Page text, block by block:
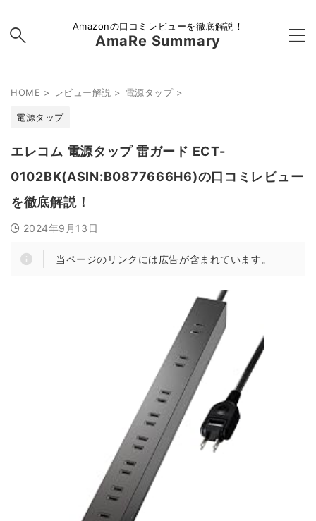
Amazonの口コミレビューを徹底解説！
AmaRe Summary
HOME > レビュー解説 > 電源タップ >
電源タップ
エレコム 電源タップ 雷ガード ECT-
0102BK(ASIN:B0877666H6)の口コミレビュー
を徹底解説！
2024年9月13日
当ページのリンクには広告が含まれています。